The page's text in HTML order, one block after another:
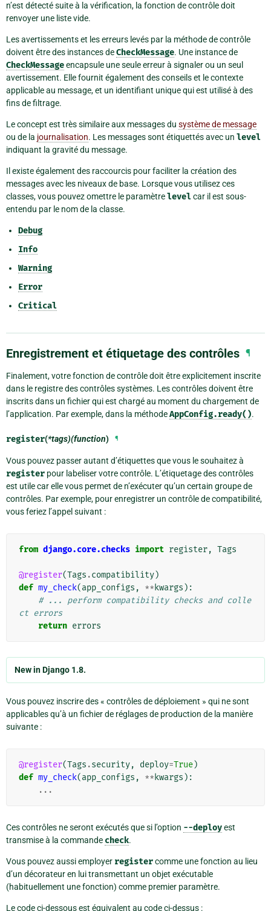
n’est détecté suite à la vérification, la fonction de contrôle doit
renvoyer une liste vide.
Les avertissements et les erreurs levés par la méthode de contrôle
doivent être des instances deCheckMessage. Une instance de
CheckMessageencapsule une seule erreur à signaler ou un seul
avertissement. Elle fournit également des conseils et le contexte
applicable au message, et un identifiant unique qui est utilisé à des
fins de filtrage.
Le concept est très similaire aux messages du système de message
ou de la journalisation. Les messages sont étiquettés avec un level
indiquant la gravité du message.
Il existe également des raccourcis pour faciliter la création des
messages avec les niveaux de base. Lorsque vous utilisez ces
classes, vous pouvez omettre le paramètrelevelcar il est sous-
entendu par le nom de la classe.
Debug
Info
Warning
Error
Critical
Enregistrement et étiquetage des contrôles ¶
Finalement, votre fonction de contrôle doit être explicitement inscrite
dans le registre des contrôles systèmes. Les contrôles doivent être
inscrits dans un fichier qui est chargé au moment du chargement de
l’application. Par exemple, dans la méthodeAppConfig.ready().
register(*tags)(function) ¶
Vous pouvez passer autant d’étiquettes que vous le souhaitez à
register pour labeliser votre contrôle. L’étiquetage des contrôles
est utile car elle vous permet de n’exécuter qu’un certain groupe de
contrôles. Par exemple, pour enregistrer un contrôle de compatibilité,
vous feriez l’appel suivant :
from django.core.checks import register, Tags
@register(Tags .compatibility)
def my_check(app_configs , ** kwargs ):
# ... perform compatibility checks and colle
ct errors
return errors
New in Django 1.8.
Vous pouvez inscrire des « contrôles de déploiement » qui ne sont
applicables qu’à un fichier de réglages de production de la manière
suivante :
@register(Tags .security, deploy=True)
def my_check(app_configs , ** kwargs ):
...
Ces contrôles ne seront exécutés que si l’option --deployest
transmise à la commande check.
Vous pouvez aussi employer registercomme une fonction au lieu
d’un décorateur en lui transmettant un objet exécutable
(habituellement une fonction) comme premier paramètre.
Le code ci-dessous est équivalent au code ci-dessus :